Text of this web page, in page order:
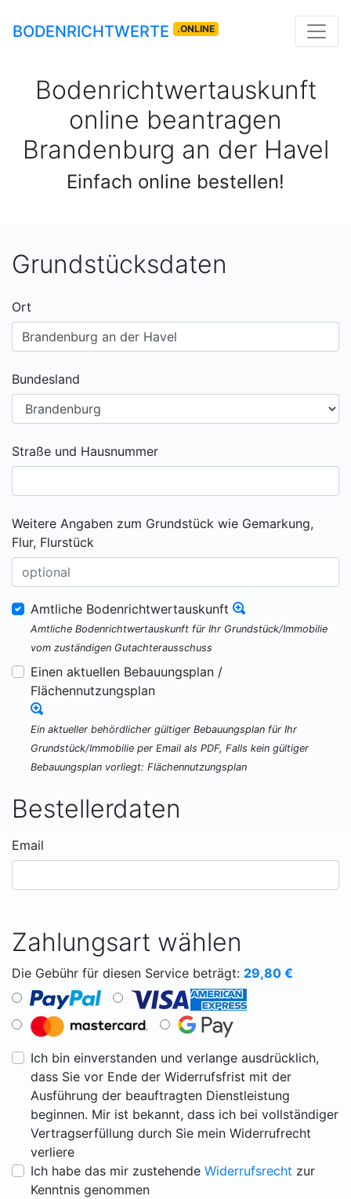
BODENRICHTWERTE .ONLINE
Bodenrichtwertauskunft
online beantragen
Brandenburg an der Havel
Einfach online bestellen!
Grundstücksdaten
Ort
Bundesland
Straße und Hausnummer
Weitere Angaben zum Grundstück wie Gemarkung,
Flur, Flurstück
Amtliche Bodenrichtwertauskunft
Amtliche Bodenrichtwertauskunft für Ihr Grundstück/Immobilie
vom zuständigen Gutachterausschuss
Einen aktuellen Bebauungsplan /
Flächennutzungsplan
Ein aktueller behördlicher gültiger Bebauungsplan für Ihr
Grundstück/Immobilie per Email als PDF, Falls kein gültiger
Bebauungsplan vorliegt: Flächennutzungsplan
Bestellerdaten
Email
Zahlungsart wählen
Die Gebühr für diesen Service beträgt: 29,80 €
Ich bin einverstanden und verlange ausdrücklich,
dass Sie vor Ende der Widerrufsfrist mit der
Ausführung der beauftragten Dienstleistung
beginnen. Mir ist bekannt, dass ich bei vollständiger
Vertragserfüllung durch Sie mein Widerrufrecht
verliere
Ich habe das mir zustehende Widerrufsrecht zur
Kenntnis genommen